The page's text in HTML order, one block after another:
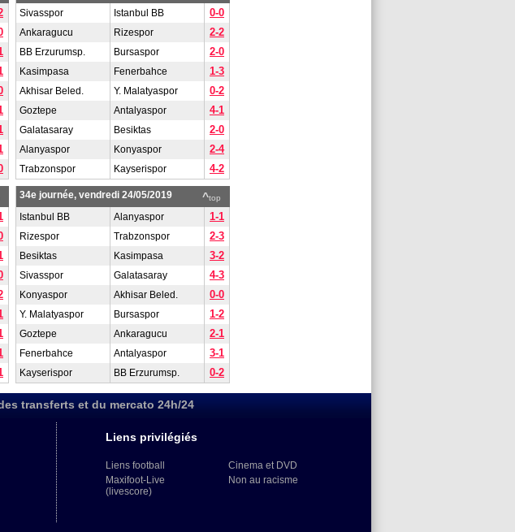
Sivasspor
Istanbul BB 0-0
Ankaragucu Rizespor 2-2
BB Erzurumsp. Bursaspor 2-0
Kasimpasa Fenerbahce 1-3
Akhisar Beled. Y. Malatyaspor 0-2
Goztepe Antalyaspor 4-1
Galatasaray Besiktas 2-0
Alanyaspor Konyaspor 2-4
Trabzonspor Kayserispor 4-2
^top
34e journée, vendredi 24/05/2019
Istanbul BB
Alanyaspor 1-1
Rizespor Trabzonspor 2-3
Besiktas Kasimpasa 3-2
Sivasspor Galatasaray 4-3
Konyaspor Akhisar Beled. 0-0
Y. Malatyaspor Bursaspor 1-2
Goztepe Ankaragucu 2-1
Fenerbahce Antalyaspor 3-1
Kayserispor BB Erzurumsp. 0-2
transferts et du mercato 24h/24
Liens privilégiés
Liens football
Maxifoot-Live
(livescore)
Cinema et DVD
Non au racisme